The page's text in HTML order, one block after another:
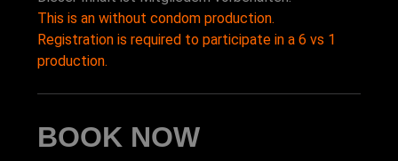
This is an without condom production.
Registration is required to participate in a 6 vs 1
production.
BOOK NOW